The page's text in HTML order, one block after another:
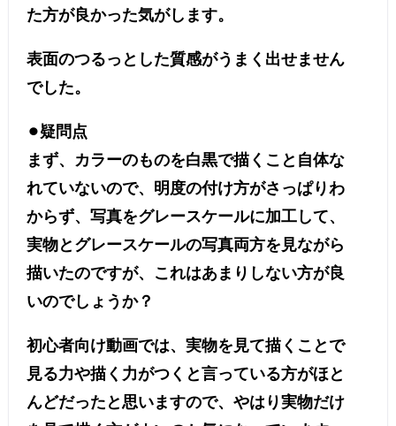
た方が良かった気がします。
表面のつるっとした質感がうまく出せません
でした。
⚫︎疑問点
まず、カラーのものを白黒で描くこと自体な
れていないので、明度の付け方がさっぱりわ
からず、写真をグレースケールに加工して、
実物とグレースケールの写真両方を見ながら
描いたのですが、これはあまりしない方が良
いのでしょうか？
初心者向け動画では、実物を見て描くことで
見る力や描く力がつくと言っている方がほと
んどだったと思いますので、やはり実物だけ